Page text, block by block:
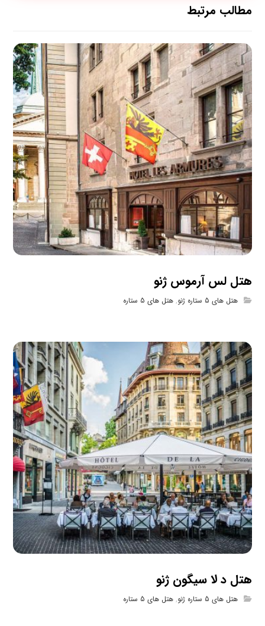
مطالب مرتبط
هتل لس آرموس ژنو
هتل های 5 ستاره ژنو ,هتل های 5 ستاره
هتل د لا سیگون ژنو
هتل های 5 ستاره ژنو ,هتل های 5 ستاره